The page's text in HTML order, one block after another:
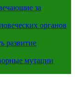
за
органов
развитие
мутации